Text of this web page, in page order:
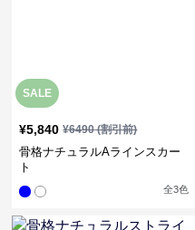
SALE
¥5,840 ¥6490(割引前)
骨格ナチュラルAラインスカー
ト
全3色